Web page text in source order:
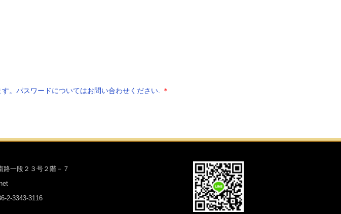
。パスワードについてはお問い合わせください. ＊
路一段２３号２階－７
2-3343-3116